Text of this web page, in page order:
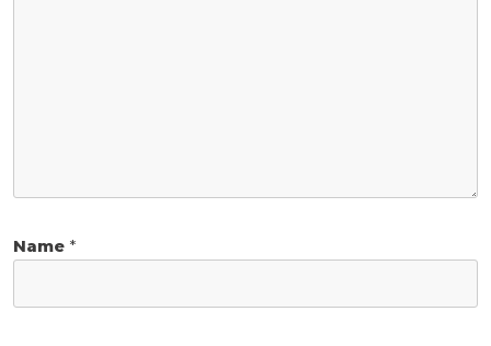
Name *